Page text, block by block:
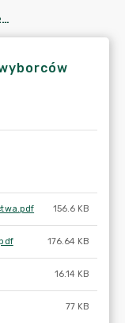
INFORMACJA O UPRAWNIENIACH WYBORCÓW NIEPEŁNOSPRAWNYCH
156.6 KB
176.64 KB
16.14 KB
77 KB